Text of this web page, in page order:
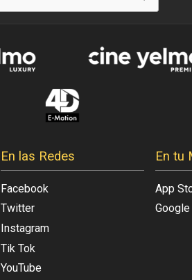
En las Redes
Facebook
Twitter
Instagram
Tik Tok
YouTube
En tu
App